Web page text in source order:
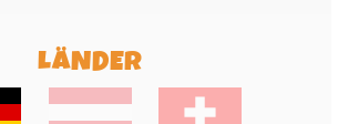
LÄNDER